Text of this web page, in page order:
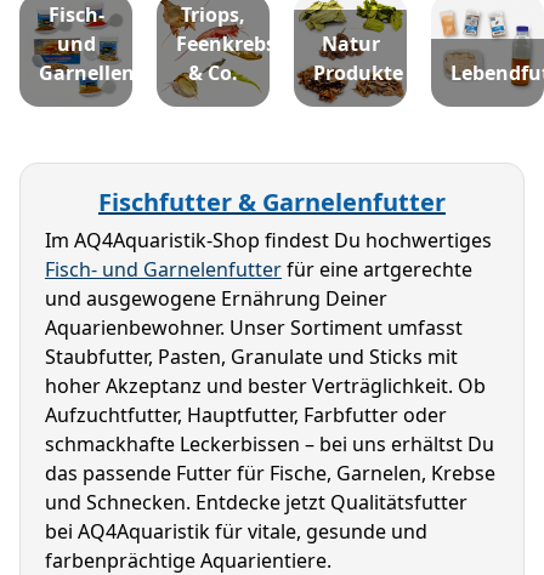
Fisch-
und
Garnellenfutter
Triops,
Feenkrebse
& Co.
Natur
Produkte
Fischfutter & Garnelenfutter
Fisch- und Garnelenfutter für eine artgerechte
und ausgewogene Ernährung Deiner
Aquarienbewohner. Unser Sortiment umfasst
Staubfutter, Pasten, Granulate und Sticks mit
hoher Akzeptanz und bester Verträglichkeit. Ob
Aufzuchtfutter, Hauptfutter, Farbfutter oder
schmackhafte Leckerbissen – bei uns erhältst Du
das passende Futter für Fische, Garnelen, Krebse
und Schnecken. Entdecke jetzt Qualitätsfutter
bei AQ4Aquaristik für vitale, gesunde und
farbenprächtige Aquarientiere.